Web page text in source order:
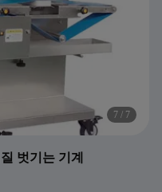
7 / 7
벗기는 기계